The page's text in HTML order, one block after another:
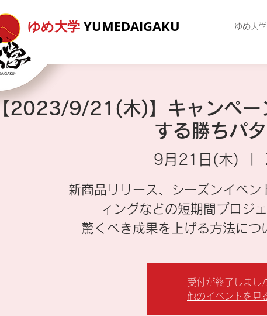
ゆめ大学YUMEDAIGAKU ゆめ大
【2023/9/21(木)】キャンペー
する勝ちパ
9月21日(木)
新商品リリース、シーズンイベン
ィングなどの短期間プロジ
驚くべき成果を上げる方法につ
受付が終了しまし
他のイベントを見